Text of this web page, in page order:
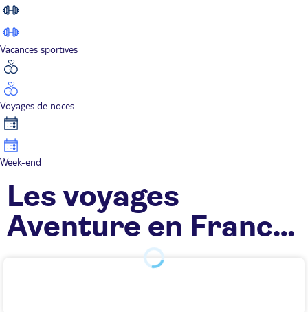
Vacances sportives
Voyages de noces
Week-end
Les voyages
Aventure en France